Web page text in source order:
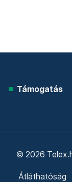
Támogatás
© 2026
Átláthatóság